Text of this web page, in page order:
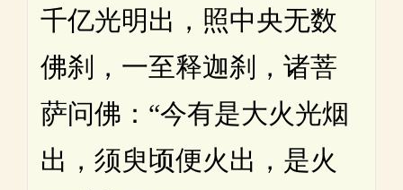
千亿光明出，照中央无数
佛刹，一至释迦刹，诸菩
萨问佛：“今有是大火光烟
出，须臾顷便火出，是火